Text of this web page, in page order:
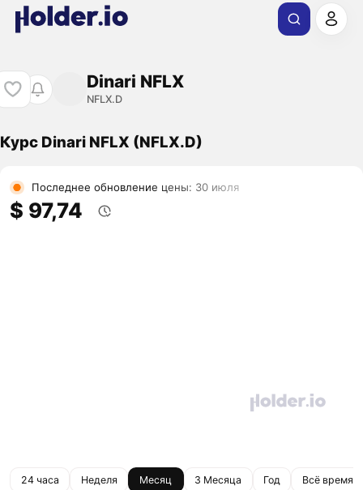
Dinari NFLX
NFLX.D
Курс Dinari NFLX (NFLX.D)
Последнее обновление цены: 30 июля
$ 97,74
24 часа Неделя Месяц 3 Месяца Год Всё время